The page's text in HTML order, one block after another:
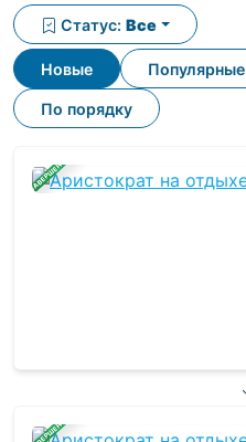
Новые Популярные
По порядку
Статус: Все
ЗАВЕРШЕНА
ЗАВЕРШЕНА